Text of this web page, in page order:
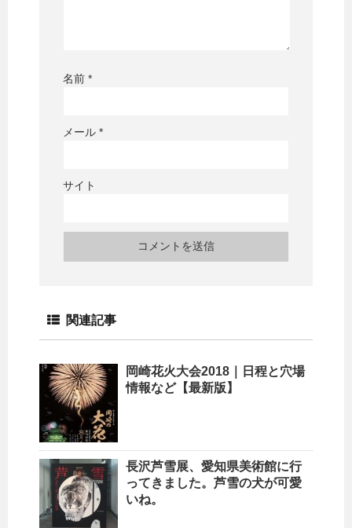
名前 *
メール *
サイト
関連記事
岡崎花火大会2018｜日程と穴場
情報など【最新版】
長沢芦雪展、愛知県美術館に行
ってきました。芦雪の犬が可愛
いね。